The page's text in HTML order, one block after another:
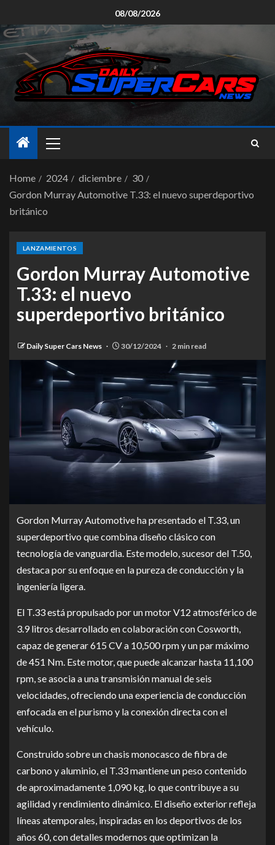
08/08/2026
Home 2024 diciembre
30
Gordon Murray Automotive T.33: el nuevo superdeportivo
británico
LANZAMIENTOS
Gordon Murray Automotive
T.33: el nuevo
superdeportivo británico
Daily Super Cars News 30/12/2024 2 min read
Gordon Murray Automotive ha presentado el T.33, un
superdeportivo que combina diseño clásico con
tecnología de vanguardia. Este modelo, sucesor del T.50,
destaca por su enfoque en la pureza de conducción y la
ingeniería ligera.
El T.33 está propulsado por un motor V12 atmosférico de
3.9 litros desarrollado en colaboración con Cosworth,
capaz de generar 615 CV a 10,500 rpm y un par máximo
de 451 Nm. Este motor, que puede alcanzar hasta 11,100
rpm, se asocia a una transmisión manual de seis
velocidades, ofreciendo una experiencia de conducción
enfocada en el purismo y la conexión directa con el
vehículo.
Construido sobre un chasis monocasco de fibra de
carbono y aluminio, el T.33 mantiene un peso contenido
de aproximadamente 1,090 kg, lo que contribuye a su
agilidad y rendimiento dinámico. El diseño exterior refleja
líneas atemporales, inspiradas en los deportivos de los
años 60, con detalles modernos que optimizan la